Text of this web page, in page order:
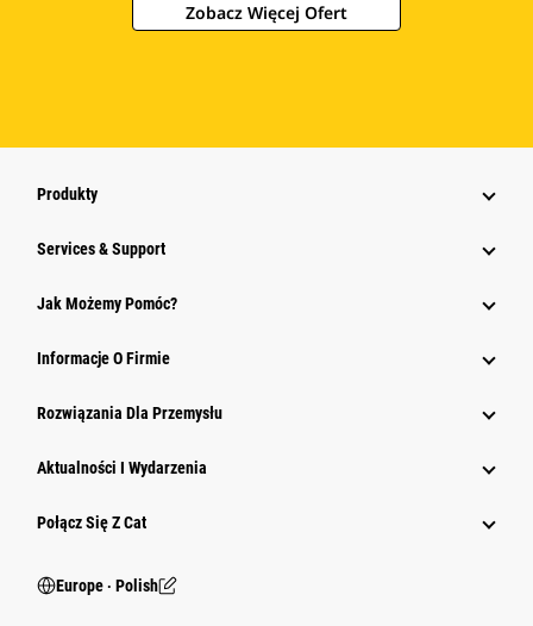
Zobacz Więcej Ofert
Produkty
Services & Support
Jak Możemy Pomóc?
Informacje O Firmie
Rozwiązania Dla Przemysłu
Aktualności I Wydarzenia
Połącz Się Z Cat
Europe ‧ Polish